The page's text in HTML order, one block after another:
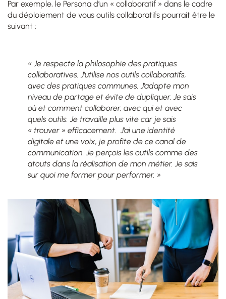
Par exemple, le Persona d’un « collaboratif » dans le cadre
du déploiement de vous outils collaboratifs pourrait être le
suivant :
« Je respecte la philosophie des pratiques
collaboratives. J’utilise nos outils collaboratifs,
avec des pratiques communes. J’adapte mon
niveau de partage et évite de dupliquer. Je sais
où et comment collaborer, avec qui et avec
quels outils. Je travaille plus vite car je sais
« trouver » efficacement. J’ai une identité
digitale et une voix, je profite de ce canal de
communication. Je perçois les outils comme des
atouts dans la réalisation de mon métier. Je sais
sur quoi me former pour performer. »